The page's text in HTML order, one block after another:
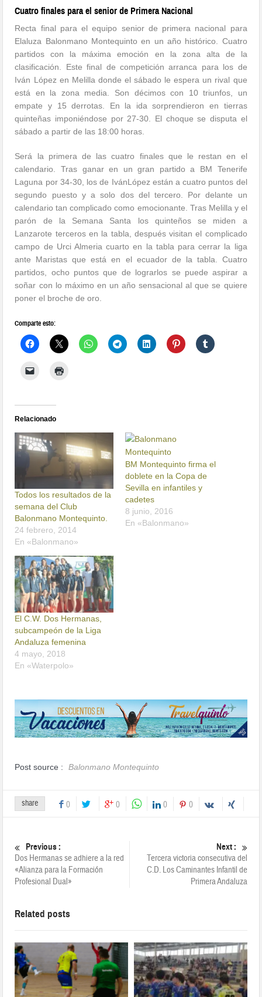
Cuatro finales para el senior de Primera Nacional
Recta final para el equipo senior de primera nacional para
Elaluza Balonmano Montequinto en un año histórico. Cuatro
partidos con la máxima emoción en la zona alta de la
clasificación. Este final de competición arranca para los de
Iván López en Melilla donde el sábado le espera un rival que
está en la zona media. Son décimos con 10 triunfos, un
empate y 15 derrotas. En la ida sorprendieron en tierras
quinteñas imponiéndose por 27-30. El choque se disputa el
sábado a partir de las 18:00 horas.
Será la primera de las cuatro finales que le restan en el
calendario. Tras ganar en un gran partido a BM Tenerife
Laguna por 34-30, los de IvánLópez están a cuatro puntos del
segundo puesto y a solo dos del tercero. Por delante un
calendario tan complicado como emocionante. Tras Melilla y el
parón de la Semana Santa los quinteños se miden a
Lanzarote terceros en la tabla, después visitan el complicado
campo de Urci Almeria cuarto en la tabla para cerrar la liga
ante Maristas que está en el ecuador de la tabla. Cuatro
partidos, ocho puntos que de lograrlos se puede aspirar a
soñar con lo máximo en un año sensacional al que se quiere
poner el broche de oro.
Comparte esto:
Relacionado
Todos los resultados de la
semana del Club
Balonmano Montequinto.
24 febrero, 2014
En «Balonmano»
BM Montequinto firma el
doblete en la Copa de
Sevilla en infantiles y
cadetes
8 junio, 2016
En «Balonmano»
El C.W. Dos Hermanas,
subcampeón de la Liga
Andaluza femenina
4 mayo, 2018
En «Waterpolo»
Post source : Balonmano Montequinto
share 0 0 0 0
Previous :
Dos Hermanas se adhiere a la red
«Alianza para la Formación
Profesional Dual»
Next :
Tercera victoria consecutiva del
C.D. Los Caminantes Infantil de
Primera Andaluza
Related posts